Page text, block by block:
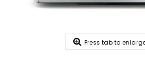
Press tab to